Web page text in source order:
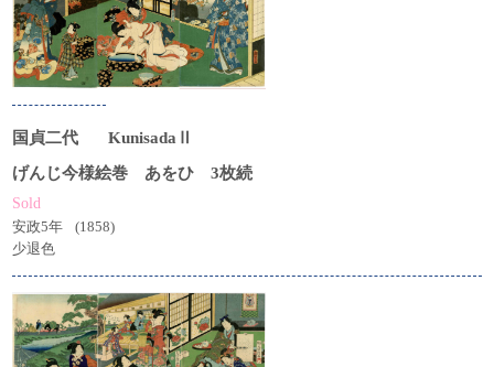
国貞二代
KunisadaⅡ
げんじ今様絵巻 あをひ 3枚続
Sold
安政5年
(1858)
少退色